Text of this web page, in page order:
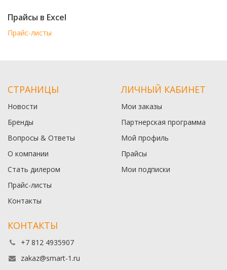
Прайсы в Excel
Прайс-листы
СТРАНИЦЫ
Новости
Бренды
Вопросы & Ответы
О компании
Стать дилером
Прайс-листы
Контакты
ЛИЧНЫЙ КАБИНЕТ
Мои заказы
Партнерская программа
Мой профиль
Прайсы
Мои подписки
КОНТАКТЫ
+7 812 4935907
zakaz@smart-1.ru